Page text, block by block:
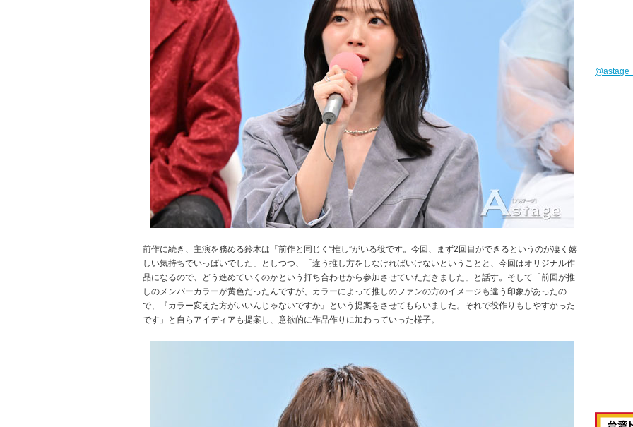
前作に続き、主演を務める鈴木は「前作と同じく“推し”がいる役です。今回、まず2回目ができるというのが凄く嬉
しい気持ちでいっぱいでした」としつつ、「違う推し方をしなければいけないということと、今回はオリジナル作
品になるので、どう進めていくのかという打ち合わせから参加させていただきました」と話す。そして「前回が推
しのメンバーカラーが黄色だったんですが、カラーによって推しのファンの方のイメージも違う印象があったの
で、『カラー変えた方がいいんじゃないですか』という提案をさせてもらいました。それで役作りもしやすかった
です」と自らアイディアも提案し、意欲的に作品作りに加わっていった様子。